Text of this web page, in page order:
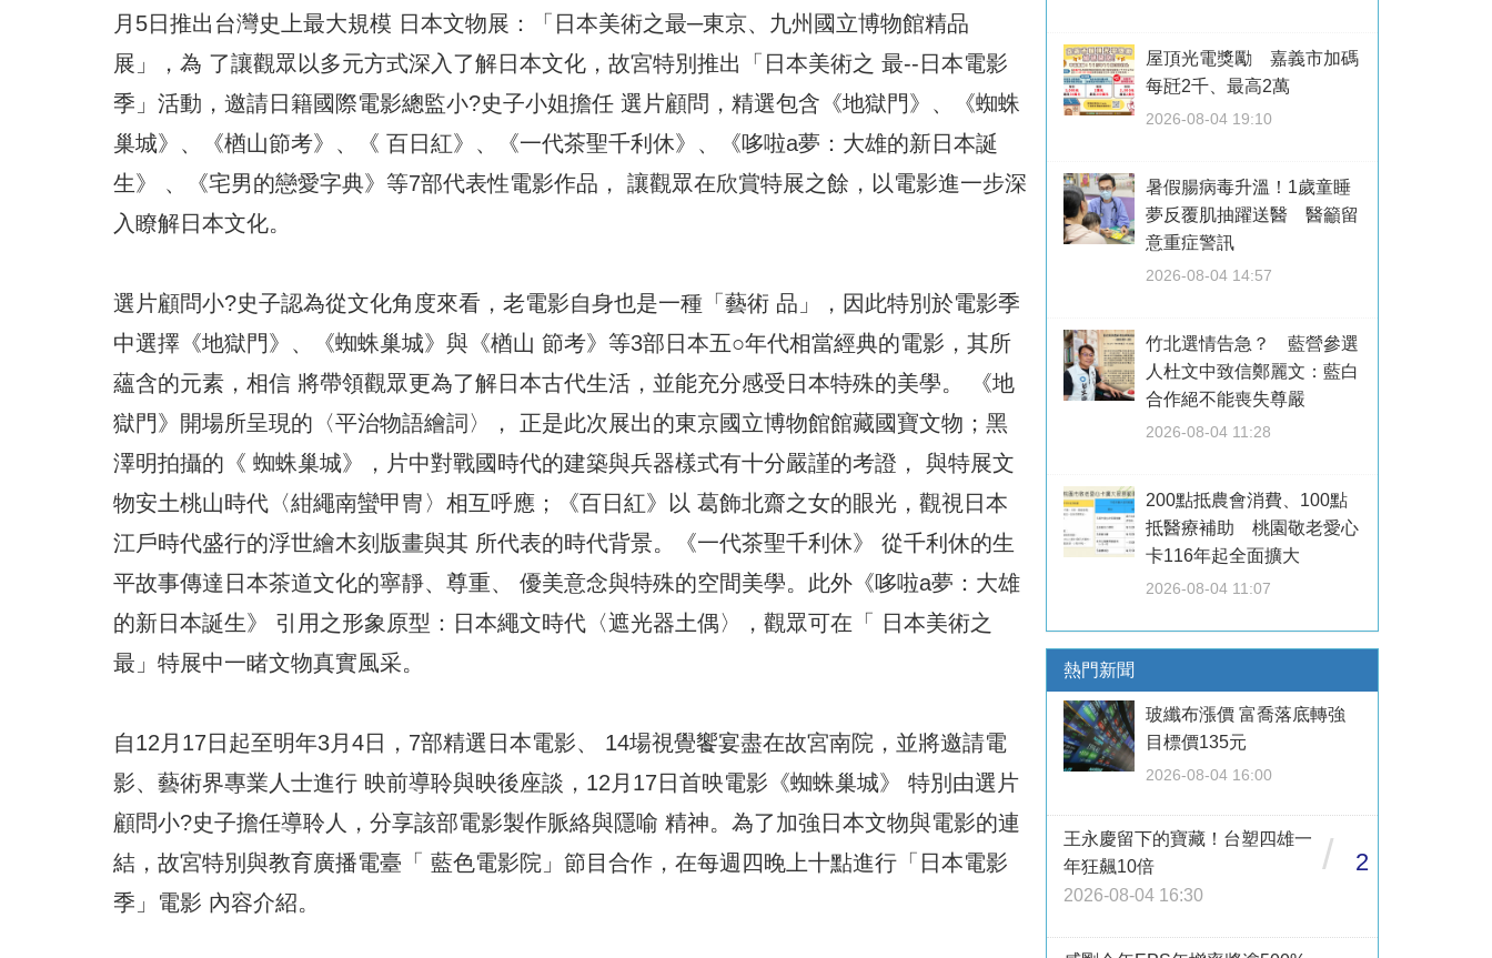
月5日推出台灣史上最大規模 日本文物展：「日本美術之最─東京、九州國立博物館精品
展」，為 了讓觀眾以多元方式深入了解日本文化，故宮特別推出「日本美術之 最--日本電影
季」活動，邀請日籍國際電影總監小?史子小姐擔任 選片顧問，精選包含《地獄門》、《蜘蛛
巢城》、《楢山節考》、《 百日紅》、《一代茶聖千利休》、《哆啦a夢：大雄的新日本誕
生》 、《宅男的戀愛字典》等7部代表性電影作品， 讓觀眾在欣賞特展之餘，以電影進一步深
入瞭解日本文化。
選片顧問小?史子認為從文化角度來看，老電影自身也是一種「藝術 品」，因此特別於電影季
中選擇《地獄門》、《蜘蛛巢城》與《楢山 節考》等3部日本五○年代相當經典的電影，其所
蘊含的元素，相信 將帶領觀眾更為了解日本古代生活，並能充分感受日本特殊的美學。 《地
獄門》開場所呈現的〈平治物語繪詞〉， 正是此次展出的東京國立博物館館藏國寶文物；黑
澤明拍攝的《 蜘蛛巢城》，片中對戰國時代的建築與兵器樣式有十分嚴謹的考證， 與特展文
物安土桃山時代〈紺繩南蠻甲冑〉相互呼應；《百日紅》以 葛飾北齋之女的眼光，觀視日本
江戶時代盛行的浮世繪木刻版畫與其 所代表的時代背景。《一代茶聖千利休》 從千利休的生
平故事傳達日本茶道文化的寧靜、尊重、 優美意念與特殊的空間美學。此外《哆啦a夢：大雄
的新日本誕生》 引用之形象原型：日本繩文時代〈遮光器土偶〉，觀眾可在「 日本美術之
最」特展中一睹文物真實風采。
自12月17日起至明年3月4日，7部精選日本電影、 14場視覺饗宴盡在故宮南院，並將邀請電
影、藝術界專業人士進行 映前導聆與映後座談，12月17日首映電影《蜘蛛巢城》 特別由選片
顧問小?史子擔任導聆人，分享該部電影製作脈絡與隱喻 精神。為了加強日本文物與電影的連
結，故宮特別與教育廣播電臺「 藍色電影院」節目合作，在每週四晚上十點進行「日本電影
季」電影 內容介紹。
屋頂光電獎勵 嘉義市加碼
每瓩2千、最高2萬
2026-08-04 19:10
暑假腸病毒升溫！1歲童睡
夢反覆肌抽躍送醫 醫籲留
意重症警訊
2026-08-04 14:57
竹北選情告急？ 藍營參選
人杜文中致信鄭麗文：藍白
合作絕不能喪失尊嚴
2026-08-04 11:28
200點抵農會消費、100點
抵醫療補助 桃園敬老愛心
卡116年起全面擴大
2026-08-04 11:07
熱門新聞
玻纖布漲價 富喬落底轉強
目標價135元
2026-08-04 16:00
王永慶留下的寶藏！台塑四雄一
年狂飆10倍
2026-08-04 16:30
/ 2